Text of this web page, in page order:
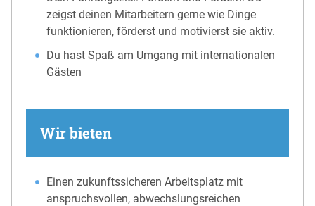
zeigst deinen Mitarbeitern gerne wie Dinge
funktionieren, förderst und motivierst sie aktiv.
Du hast Spaß am Umgang mit internationalen
Gästen
Wir bieten
Einen zukunftssicheren Arbeitsplatz mit
anspruchsvollen, abwechslungsreichen